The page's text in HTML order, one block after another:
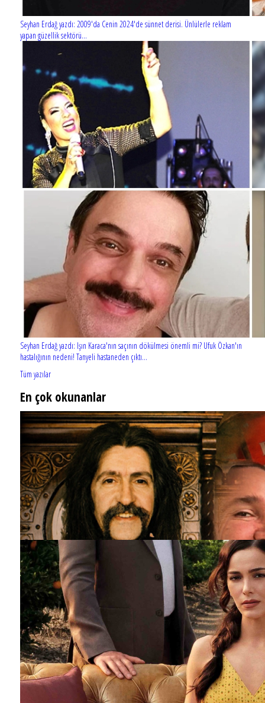
Seyhan Erdağ yazdı: 2009'da Cenin 2024'de sünnet derisi. Ünlülerle reklam
yapan güzellik sektörü...
Seyhan Erdağ yazdı: Işın Karaca'nın saçının dökülmesi önemli mi? Ufuk Özkan'ın
hastalığının nedeni! Tanyeli hastaneden çıktı...
Tüm yazılar
En çok okunanlar